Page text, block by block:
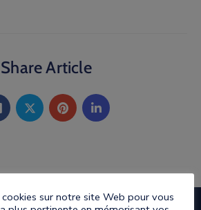
Share Article
sur notre site Web pour vous